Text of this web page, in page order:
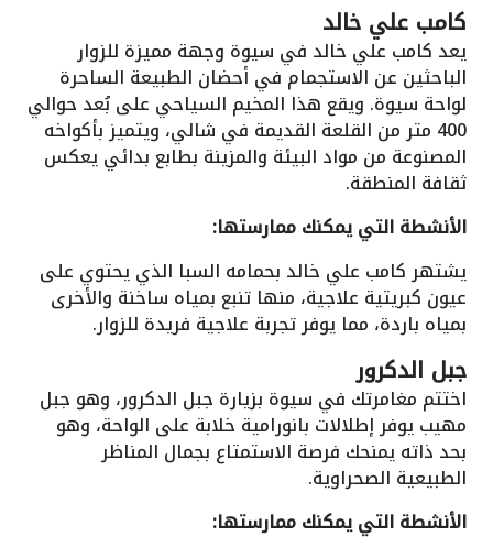
كامب علي خالد
يعد كامب علي خالد في سيوة وجهة مميزة للزوار
الباحثين عن الاستجمام في أحضان الطبيعة الساحرة
لواحة سيوة. ويقع هذا المخيم السياحي على بُعد حوالي
400 متر من القلعة القديمة في شالي، ويتميز بأكواخه
المصنوعة من مواد البيئة والمزينة بطابع بدائي يعكس
ثقافة المنطقة.
الأنشطة التي يمكنك ممارستها:
يشتهر كامب علي خالد بحمامه السبا الذي يحتوي على
عيون كبريتية علاجية، منها تنبع بمياه ساخنة والأخرى
بمياه باردة، مما يوفر تجربة علاجية فريدة للزوار.
جبل الدكرور
اختتم مغامرتك في سيوة بزيارة جبل الدكرور، وهو جبل
مهيب يوفر إطلالات بانورامية خلابة على الواحة، وهو
بحد ذاته يمنحك فرصة الاستمتاع بجمال المناظر
الطبيعية الصحراوية.
الأنشطة التي يمكنك ممارستها: